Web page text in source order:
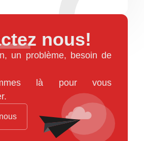
nous!
un problème, besoin de
là pour vous